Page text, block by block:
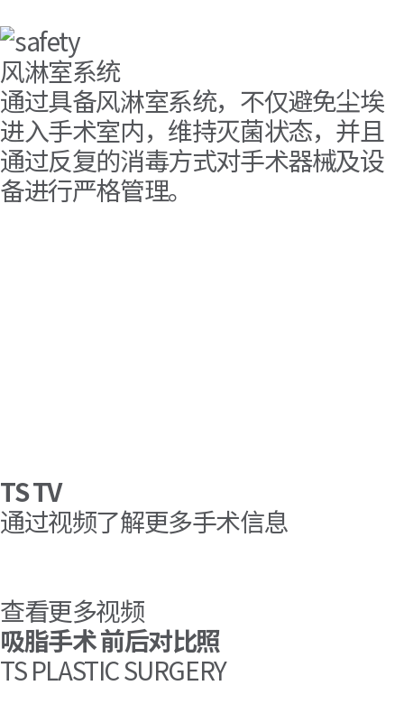
风淋室系统
通过具备风淋室系统，不仅避免尘埃
进入手术室内，维持灭菌状态，并且
通过反复的消毒方式对手术器械及设
备进行严格管理。
TS TV
通过视频了解更多手术信息
查看更多视频
吸脂手术 前后对比照
TS PLASTIC SURGERY